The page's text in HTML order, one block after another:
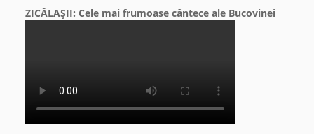
ZICĂLAŞII: Cele mai frumoase cântece ale Bucovinei